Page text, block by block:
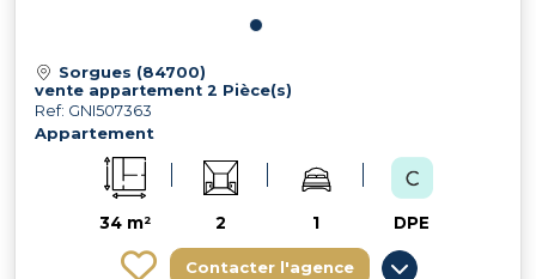
Sorgues (84700)
vente appartement 2 Pièce(s)
Ref: GNI507363
Appartement
34 m² 2 1 DPE
Contacter l'agence